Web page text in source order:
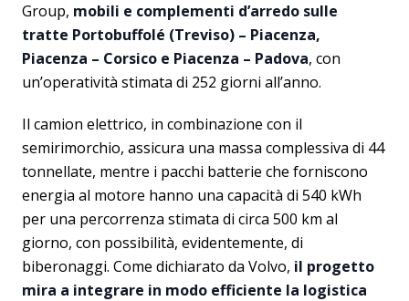
Group, mobili e complementi d’arredo sulle
tratte Portobuffolé (Treviso) – Piacenza,
Piacenza – Corsico e Piacenza – Padova, con
un’operatività stimata di 252 giorni all’anno.
Il camion elettrico, in combinazione con il
semirimorchio, assicura una massa complessiva di 44
tonnellate, mentre i pacchi batterie che forniscono
energia al motore hanno una capacità di 540 kWh
per una percorrenza stimata di circa 500 km al
giorno, con possibilità, evidentemente, di
biberonaggi. Come dichiarato da Volvo, il progetto
mira a integrare in modo efficiente la logistica